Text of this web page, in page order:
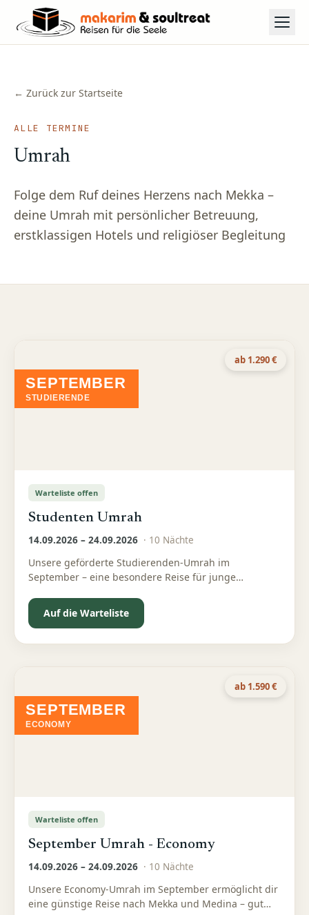
← Zurück zur Startseite
ALLE TERMINE
Umrah
Folge dem Ruf deines Herzens nach Mekka –
deine Umrah mit persönlicher Betreuung,
erstklassigen Hotels und religiöser Begleitung
SEPTEMBER
STUDIERENDE
ab 1.290 €
Warteliste offen
Studenten Umrah
14.09.2026 – 24.09.2026 · 10 Nächte
Unsere geförderte Studierenden-Umrah im
September – eine besondere Reise für junge
verbinden möchten
Auf die Warteliste
SEPTEMBER
ECONOMY
ab 1.590 €
Warteliste offen
September Umrah - Economy
14.09.2026 – 24.09.2026 · 10 Nächte
Unsere Economy-Umrah im September ermöglicht dir
eine günstige Reise nach Mekka und Medina – gut